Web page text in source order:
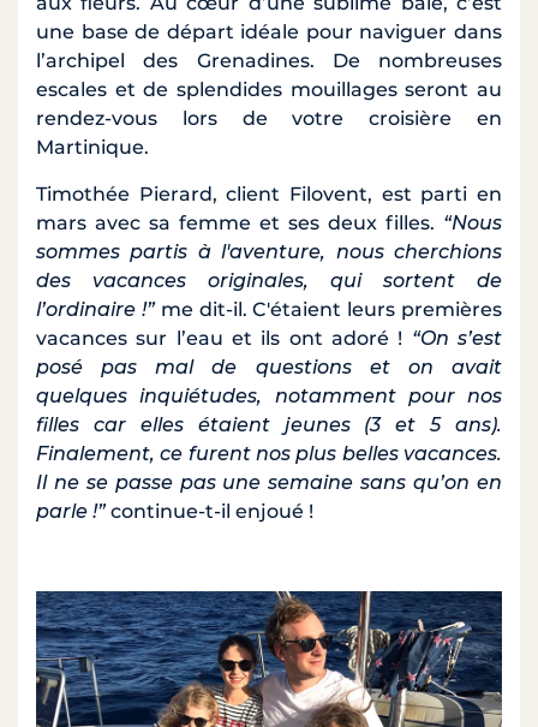
une base de départ idéale pour naviguer dans
l’archipel des Grenadines. De nombreuses
escales et de splendides mouillages seront au
rendez-vous lors de votre croisière en
Martinique.
Timothée Pierard, client Filovent, est parti en
mars avec sa femme et ses deux filles. “Nous
sommes partis à l'aventure, nous cherchions
des vacances originales, qui sortent de
l’ordinaire !”me dit-il. C'étaient leurs premières
vacances sur l’eau et ils ont adoré ! “On s’est
posé pas mal de questions et on avait
quelques inquiétudes, notamment pour nos
filles car elles étaient jeunes (3 et 5 ans).
Finalement, ce furent nos plus belles vacances.
Il ne se passe pas une semaine sans qu’on en
parle !”continue-t-il enjoué !